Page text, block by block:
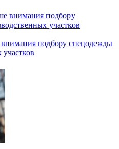
подбору спецодежды